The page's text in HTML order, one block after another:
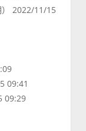
2022/11/15
09:41
09:29